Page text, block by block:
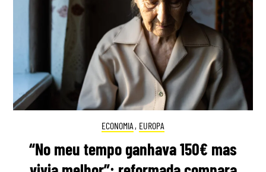
ECONOMIA , EUROPA
“No meu tempo ganhava 150€ mas